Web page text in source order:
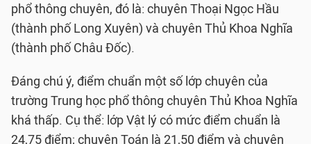
phổ thông chuyên, đó là: chuyên Thoại Ngọc Hầu
(thành phố Long Xuyên) và chuyên Thủ Khoa Nghĩa
(thành phố Châu Đốc).
Đáng chú ý, điểm chuẩn một số lớp chuyên của
trường Trung học phổ thông chuyên Thủ Khoa Nghĩa
khá thấp. Cụ thể: lớp Vật lý có mức điểm chuẩn là
24,75 điểm; chuyên Toán là 21,50 điểm và chuyên